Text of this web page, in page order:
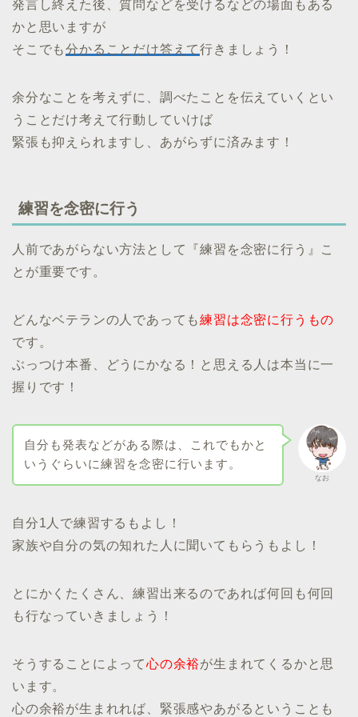
発言し終えた後、質問などを受けるなどの場面もある
かと思いますが
そこでも分かることだけ答えて行きましょう！
余分なことを考えずに、調べたことを伝えていくとい
うことだけ考えて行動していけば
緊張も抑えられますし、あがらずに済みます！
練習を念密に行う
人前であがらない方法として『練習を念密に行う』こ
とが重要です。
どんなベテランの人であっても練習は念密に行うもの
です。
ぶっつけ本番、どうにかなる！と思える人は本当に一
握りです！
なお
自分も発表などがある際は、これでもかと
いうぐらいに練習を念密に行います。
自分1人で練習するもよし！
家族や自分の気の知れた人に聞いてもらうもよし！
とにかくたくさん、練習出来るのであれば何回も何回
も行なっていきましょう！
そうすることによって心の余裕が生まれてくるかと思
います。
心の余裕が生まれれば、緊張感やあがるということも